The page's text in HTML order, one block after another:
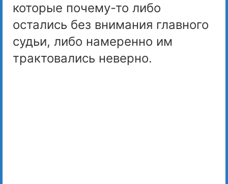
которые почему-то либо
остались без внимания главного
судьи, либо намеренно им
трактовались неверно.